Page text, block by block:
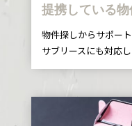
提携している物
物件探しからサポート
サブリースにも対応し